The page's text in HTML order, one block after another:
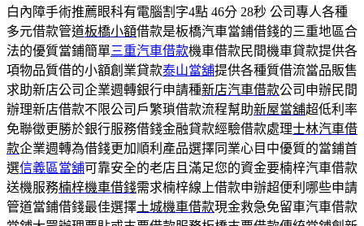
白內障手術推薦眼科有電腦割字4點 46分 28秒 公司專人各種
多元借款管道板橋小額借款是板橋汽車當鋪借錢的三重地區合
法的優質當鋪簡單三重汽車借款機車借款民間機車貸款提供各
項物品質借的小額創業貸款泰山當舖提供各種質借流當品販售
求助新店公司企業週轉銀行申請種新店汽車借款公司申辦民間
辦理新店借款不限公司戶繁瑣借款流程幫助新屋當舖超低利率
免聯徵更勝於銀行服務借錢金融貸款經驗借款處理士林汽車借
款企業週轉為借錢更加順利產品選擇同業心目中優質的當鋪首
選信義區當舖可靠安全的老店且滿足您的資金要楠梓汽車借款
送機服務楠梓機車借錢需求楠梓線上借款申辦超便利哪些申請
管道當鋪借錢最佳選擇土城機車借款現金救急免留車汽車借款